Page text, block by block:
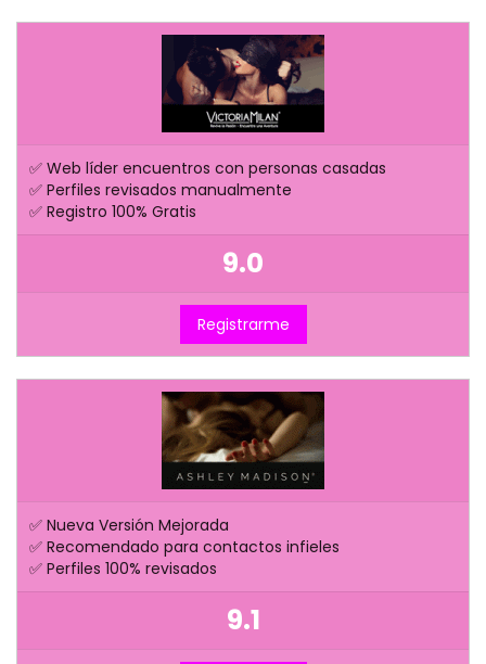
✅ Web líder encuentros con personas casadas
✅ Perfiles revisados manualmente
✅ Registro 100% Gratis
9.0
Registrarme
✅ Nueva Versión Mejorada
✅ Recomendado para contactos infieles
✅ Perfiles 100% revisados
9.1